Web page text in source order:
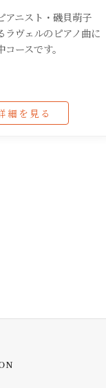
アニスト・磯貝萌子
ラヴェルのピアノ曲に
ースです。
細を見る